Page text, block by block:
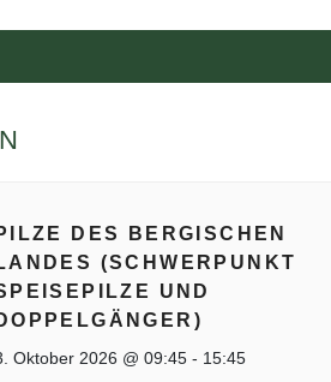
DES BERGISCHEN
(SCHWERPUNKT
UND
Oktober 2026 @ 09:45- 15:45